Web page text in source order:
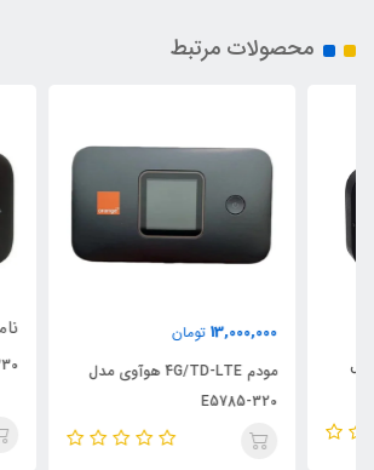
محصولات مرتبط
13,000,000 تومان
مودم 4G/TD-LTE هوآوی مدل
E5785-320
E5783-330 پک اصلی و اورجینال